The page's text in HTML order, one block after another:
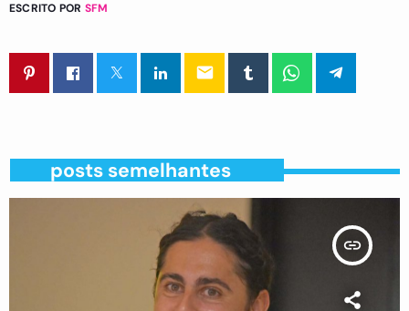
ESCRITO POR SFM
email
posts semelhantes
insert_link